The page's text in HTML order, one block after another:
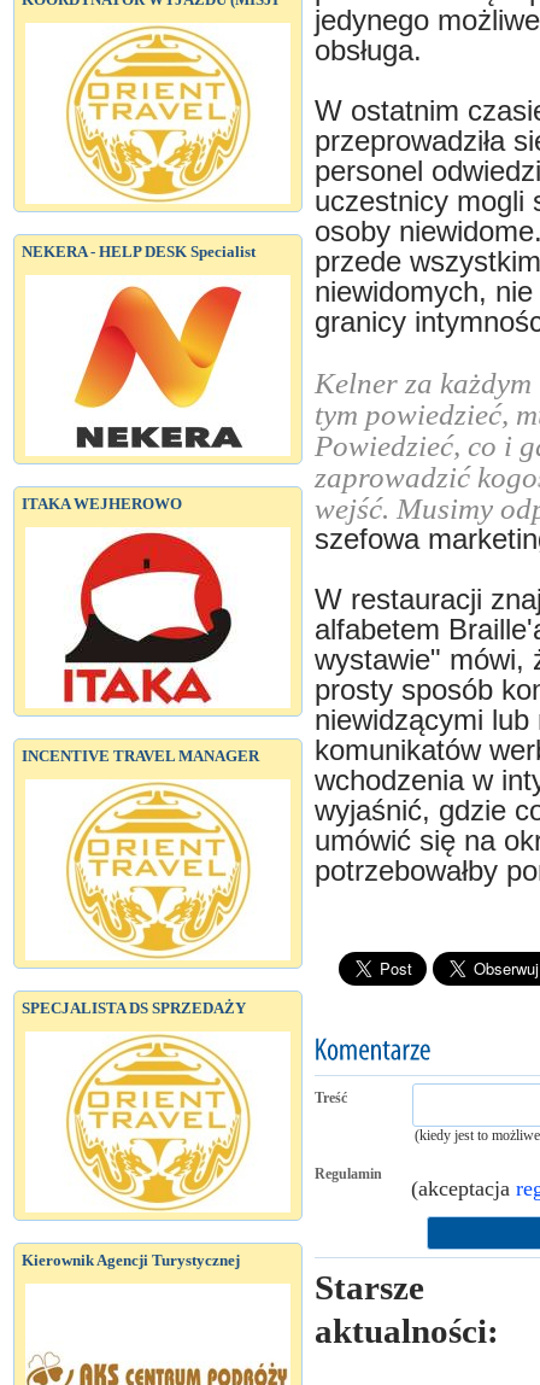
NEKERA - HELP DESK Specialist
ITAKA WEJHEROWO
INCENTIVE TRAVEL MANAGER
SPECJALISTA DS SPRZEDAŻY
Kierownik Agencji Turystycznej
jedynego
obsługa.
W ostatnim
przeprowadziła
personel
uczestnicy mogli
osoby
przede
niewidomych,
granicy
Kelner za
tym powiedzieć,
Powiedzieć, co i
zaprowadzić
wejść. Musimy
szefowa
W restauracji
alfabetem
wystawie" mówi,
prosty sposób
niewidzącymi
komunikatów
wchodzenia w
wyjaśnić, gdzie
umówić się na
potrzebowałby
Treść
(kiedy jest to
Regulamin
(akceptacja
Starsze
aktualności: